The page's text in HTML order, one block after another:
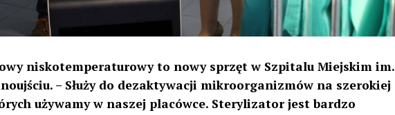
niskotemperaturowy to nowy sprzęt w Szpitalu Miejskim im.
– Służy do dezaktywacji mikroorganizmów na szerokiej
używamy w naszej placówce. Sterylizator jest bardzo